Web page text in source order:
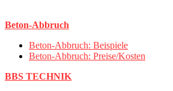
Beton-Abbruch
Beton-Abbruch: Beispiele
Beton-Abbruch: Preise/Kosten
BBS TECHNIK